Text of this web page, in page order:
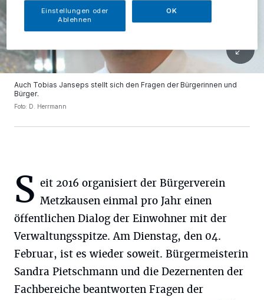
Auch Tobias Janseps stellt sich den Fragen der Bürgerinnen und
Bürger.
Foto: D. Herrmann
S eit 2016 organisiert der Bürgerverein
Metzkausen einmal pro Jahr einen
öffentlichen Dialog der Einwohner mit der
Verwaltungsspitze. Am Dienstag, den 04.
Februar, ist es wieder soweit. Bürgermeisterin
Sandra Pietschmann und die Dezernenten der
Fachbereiche beantworten Fragen der
Einstellungen oder
Ablehnen
OK